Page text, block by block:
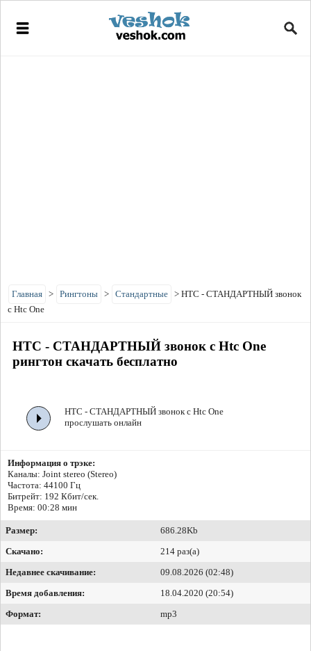
Главная > Рингтоны > Стандартные > HTC - СТАНДАРТНЫЙ звонок
с Htc One
HTC - СТАНДАРТНЫЙ звонок с Htc One
рингтон скачать бесплатно
HTC - СТАНДАРТНЫЙ звонок с Htc One
прослушать онлайн
Информация о трэке:
Каналы: Joint stereo (Stereo)
Частота: 44100 Гц
Битрейт: 192 Кбит/сек.
Время: 00:28 мин
Размер:
686.28Kb
Скачано:
214 раз(а)
Недавнее скачивание:
09.08.2026 (02:48)
Время добавления:
18.04.2020 (20:54)
Формат:
mp3